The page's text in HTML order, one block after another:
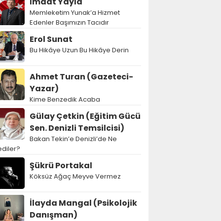
Memleketim Yunak’a Hizmet
Edenler Başımızın Tacıdır
Erol Sunat
Bu Hikâye Uzun Bu Hikâye Derin
Ahmet Turan (Gazeteci-
Yazar)
Kime Benzedik Acaba
Gülay Çetkin (Eğitim Gücü
Sen. Denizli Temsilcisi)
Bakan Tekin’e Denizli’de Ne
Şükrü Portakal
Köksüz Ağaç Meyve Vermez
İlayda Mangal (Psikolojik
Danışman)